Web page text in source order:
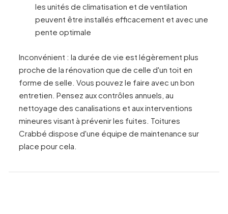
les unités de climatisation et de ventilation
peuvent être installés efficacement et avec une
pente optimale
Inconvénient : la durée de vie est légèrement plus
proche de la rénovation que de celle d'un toit en
forme de selle. Vous pouvez le faire avec un bon
entretien. Pensez aux contrôles annuels, au
nettoyage des canalisations et aux interventions
mineures visant à prévenir les fuites. Toitures
Crabbé dispose d'une équipe de maintenance sur
place pour cela.